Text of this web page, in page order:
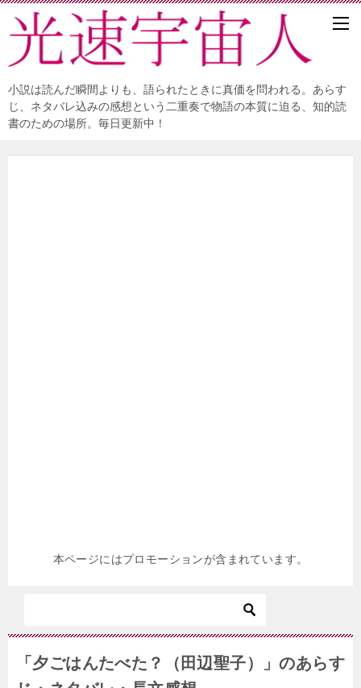
小説は読んだ瞬間よりも、語られたときに真価を問われる。あらす
じ、ネタバレ込みの感想という二重奏で物語の本質に迫る、知的読
書のための場所。毎日更新中！
本ページにはプロモーションが含まれています。
「夕ごはんたべた？（田辺聖子）」のあらす